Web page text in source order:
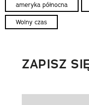
ameryka północna
Wolny czas
ZAPISZ